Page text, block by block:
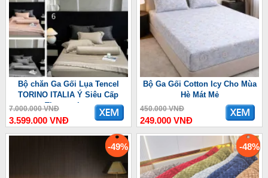
Bộ chăn Ga Gối Lụa Tencel
TORINO ITALIA Ý Siêu Cấp
Thượng Lưu
7.000.000 VNĐ
3.599.000 VNĐ
Bộ Ga Gối Cotton Icy Cho Mùa
Hè Mát Mẻ
450.000 VNĐ
249.000 VNĐ
-49% -48%